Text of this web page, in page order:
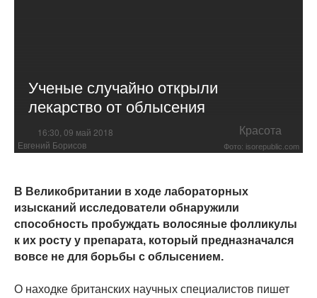
Ученые случайно открыли
лекарство от облысения
16:30, 09 май 2018 Красота
Евгений Борисов Фото: isorepublic.com
В Великобритании в ходе лабораторных
изысканий исследователи обнаружили
способность пробуждать волосяные фолликулы
к их росту у препарата, который предназначался
вовсе не для борьбы с облысением.
О находке британских научных специалистов пишет